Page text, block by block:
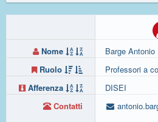
Nome
Ruolo
Afferenza
Contatti
Barge Antonio
Professori a
DISEI